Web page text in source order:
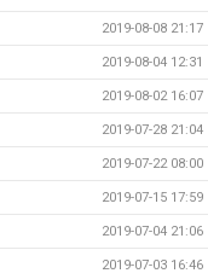
2019-08-08 21:17
2019-08-04 12:31
2019-08-02 16:07
2019-07-28 21:04
2019-07-22 08:00
2019-07-15 17:59
2019-07-04 21:06
2019-07-03 16:46